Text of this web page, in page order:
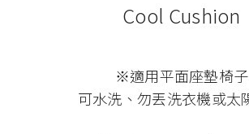
Cool Cushion
※適用平面座墊椅子
可水洗、勿丟洗衣機或太